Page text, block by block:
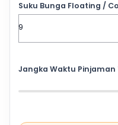
Suku Bunga Floating /
Jangka Waktu